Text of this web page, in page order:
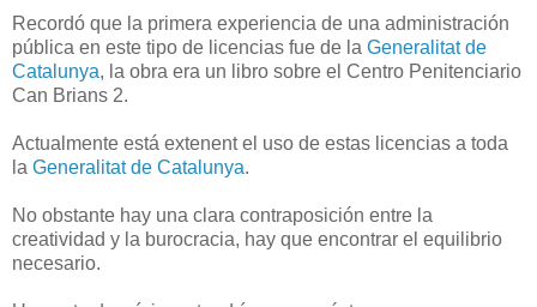
Recordó que la primera experiencia de una administración
pública en este tipo de licencias fue de la Generalitat de
Catalunya, la obra era un libro sobre el Centro Penitenciario
Can Brians 2.
Actualmente está extenent el uso de estas licencias a toda
la Generalitat de Catalunya.
No obstante hay una clara contraposición entre la
creatividad y la burocracia, hay que encontrar el equilibrio
necesario.